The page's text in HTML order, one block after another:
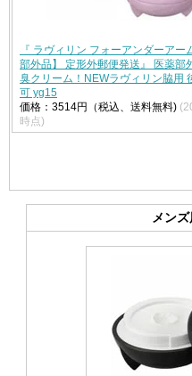
『 ラヴィリン フォーアンダーアー
部外品】 定形外郵便発送』 医薬部
臭クリーム！NEWラヴィリン脇用
可 yg15
価格：3514円（税込、送料無料)
時点)
メン